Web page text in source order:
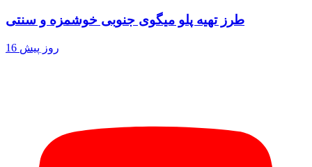
طرز تهیه پلو میگوی جنوبی خوشمزه و سنتی
16 روز پیش